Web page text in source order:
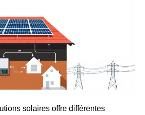
solaires offre différentes